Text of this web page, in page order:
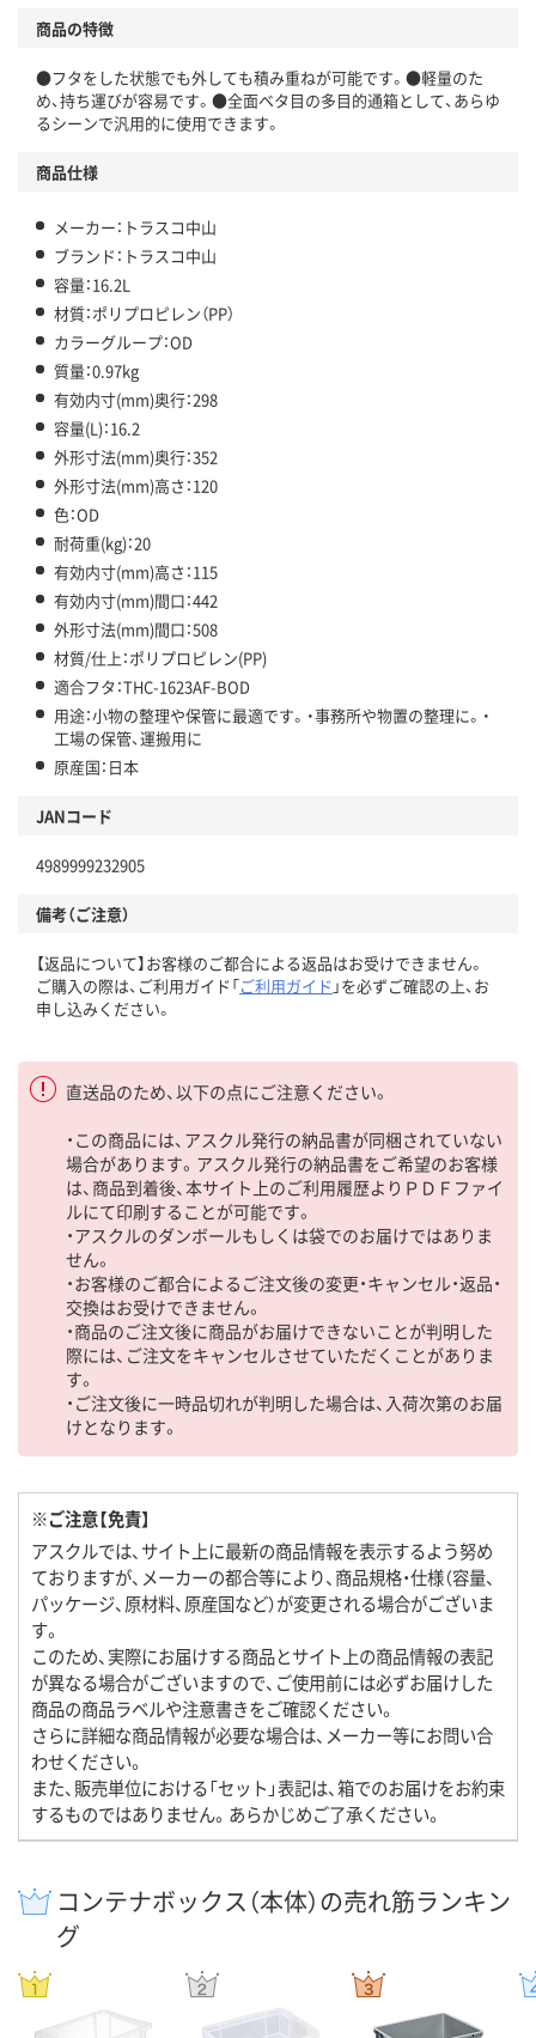
商品の特徴
●フタをした状態でも外しても積み重ねが可能です。●軽量のた
め、持ち運びが容易です。●全面ベタ目の多目的通箱として、あらゆ
るシーンで汎用的に使用できます。
商品仕様
メーカー：トラスコ中山
ブランド：トラスコ中山
容量：16.2L
材質：ポリプロピレン（PP）
カラーグループ：OD
質量：0.97kg
有効内寸(mm)奥行：298
容量(L)：16.2
外形寸法(mm)奥行：352
外形寸法(mm)高さ：120
色：OD
耐荷重(kg)：20
有効内寸(mm)高さ：115
有効内寸(mm)間口：442
外形寸法(mm)間口：508
材質/仕上：ポリプロピレン(PP)
適合フタ：THC-1623AF-BOD
用途：小物の整理や保管に最適です。・事務所や物置の整理に。・
工場の保管、運搬用に
原産国：日本
JANコード
4989999232905
備考（ご注意）
【返品について】お客様のご都合による返品はお受けできません。
ご購入の際は、ご利用ガイド「ご利用ガイド 」を必ずご確認の上、お
申し込みください。
直送品のため、以下の点にご注意ください。
・この商品には、アスクル発行の納品書が同梱されていない
場合があります。アスクル発行の納品書をご希望のお客様
は、商品到着後、本サイト上のご利用履歴よりＰＤＦファイ
ルにて印刷することが可能です。
・アスクルのダンボールもしくは袋でのお届けではありま
せん。
・お客様のご都合によるご注文後の変更・キャンセル・返品・
交換はお受けできません。
・商品のご注文後に商品がお届けできないことが判明した
際には、ご注文をキャンセルさせていただくことがありま
す。
・ご注文後に一時品切れが判明した場合は、入荷次第のお届
けとなります。
※ご注意【免責】
アスクルでは、サイト上に最新の商品情報を表示するよう努め
ておりますが、メーカーの都合等により、商品規格・仕様（容量、
パッケージ、原材料、原産国など）が変更される場合がございま
す。
このため、実際にお届けする商品とサイト上の商品情報の表記
が異なる場合がございますので、ご使用前には必ずお届けした
商品の商品ラベルや注意書きをご確認ください。
さらに詳細な商品情報が必要な場合は、メーカー等にお問い合
わせください。
また、販売単位における「セット」表記は、箱でのお届けをお約束
するものではありません。あらかじめご了承ください。
コンテナボックス（本体）の売れ筋ランキン
グ